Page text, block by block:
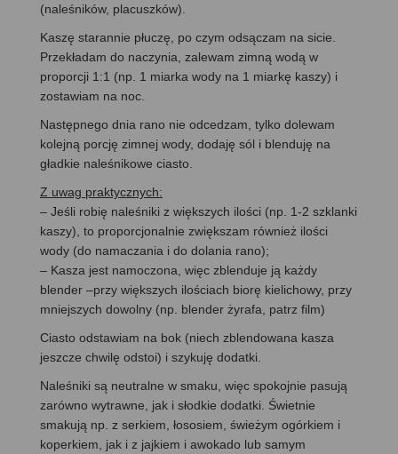
(naleśników, placuszków).
Kaszę starannie płuczę, po czym odsączam na sicie.
Przekładam do naczynia, zalewam zimną wodą w
proporcji 1:1 (np. 1 miarka wody na 1 miarkę kaszy) i
zostawiam na noc.
Następnego dnia rano nie odcedzam, tylko dolewam
kolejną porcję zimnej wody, dodaję sól i blenduję na
gładkie naleśnikowe ciasto.
Z uwag praktycznych:
– Jeśli robię naleśniki z większych ilości (np. 1-2 szklanki
kaszy), to proporcjonalnie zwiększam również ilości
wody (do namaczania i do dolania rano);
– Kasza jest namoczona, więc zblenduje ją każdy
blender –przy większych ilościach biorę kielichowy, przy
mniejszych dowolny (np. blender żyrafa, patrz film)
Ciasto odstawiam na bok (niech zblendowana kasza
jeszcze chwilę odstoi) i szykuję dodatki.
Naleśniki są neutralne w smaku, więc spokojnie pasują
zarówno wytrawne, jak i słodkie dodatki. Świetnie
smakują np. z serkiem, łososiem, świeżym ogórkiem i
koperkiem, jak i z jajkiem i awokado lub samym